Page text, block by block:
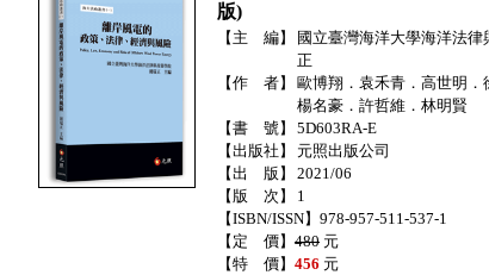
版)
【主 編】
國立臺灣海洋大學海洋法
正
【作 者】
歐博翔．袁禾青．高世明．
楊名豪．許哲維．林明賢
【書 號】
5D603RA-E
【出版社】
元照出版公司
【出 版】
2021/06
【版 次】
1
【ISBN/ISSN】978-957-511-537-1
【定 價】 480 元
【特 價】 456 元